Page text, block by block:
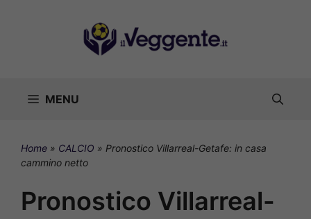
MENU
Home » CALCIO » Pronostico Villarreal-Getafe: in casa
cammino netto
Pronostico Villarreal-